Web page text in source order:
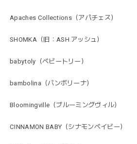
Apaches Collections（アパチェス）
SHOMKA（旧：ASH アッシュ）
babytoly（ベビートリー）
bambolina（バンボリーナ）
Bloomingville（ブルーミングヴィル）
CINNAMON BABY（シナモンベイビー）